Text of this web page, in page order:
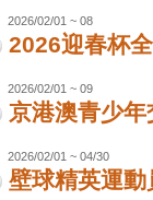
2026/02/01 ~ 08
2026迎春杯
2026/02/01 ~ 09
京港澳青少
2026/02/01 ~ 04/30
壁球精英運